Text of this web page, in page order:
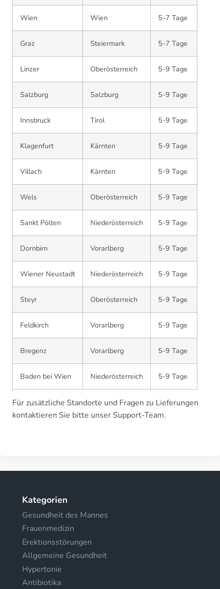
Wien Wien 5-7 Tage
Graz Steiermark 5-7 Tage
Linzer Oberösterreich 5-9 Tage
Salzburg Salzburg 5-9 Tage
Innsbruck Tirol 5-9 Tage
Klagenfurt Kärnten 5-9 Tage
Villach Kärnten 5-9 Tage
Wels Oberösterreich 5-9 Tage
Sankt Pölten Niederösterreich 5-9 Tage
Dornbirn Vorarlberg 5-9 Tage
Wiener Neustadt Niederösterreich 5-9 Tage
Steyr Oberösterreich 5-9 Tage
Feldkirch Vorarlberg 5-9 Tage
Bregenz Vorarlberg 5-9 Tage
Baden bei Wien Niederösterreich 5-9 Tage
Für zusätzliche Standorte und Fragen zu Lieferungen
kontaktieren Sie bitte unser Support-Team.
Kategorien
Gesundheit des Mannes
Frauenmedizin
Erektionsstörungen
Allgemeine Gesundheit
Hypertonie
Antibiotika